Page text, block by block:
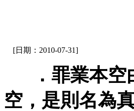
[日期：2010-07-31]
．罪業本空
空，是則名為真